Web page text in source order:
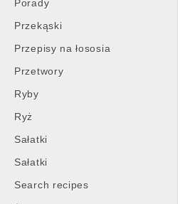
Porady
Przekąski
Przepisy na łososia
Przetwory
Ryby
Ryż
Sałatki
Sałatki
Search recipes